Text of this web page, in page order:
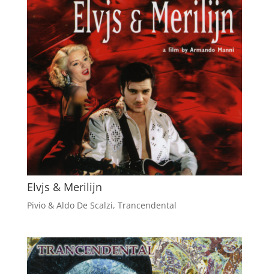
Elvjs & Merilijn
Pivio & Aldo De Scalzi, Trancendental